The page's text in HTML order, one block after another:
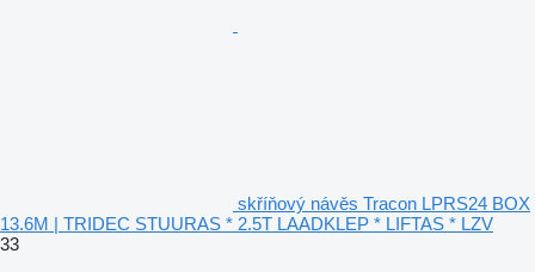
skříňový návěs Tracon LPRS24 BOX
13.6M | TRIDEC STUURAS * 2.5T LAADKLEP * LIFTAS * LZV
33